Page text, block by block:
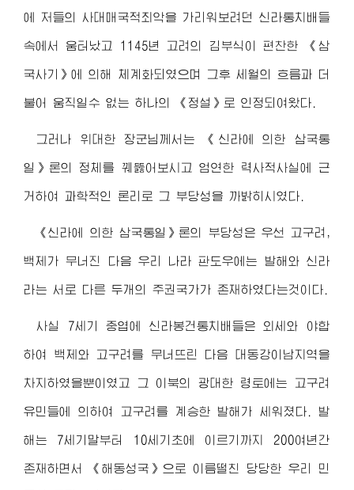
에 저들의 사대매국적죄악을 가리워보려던 신라통치배들
속에서 움터났고 1145년 고려의 김부식이 편찬한 《삼
국사기》에 의해 체계화되였으며 그후 세월의 흐름과 더
불어 움직일수 없는 하나의 《정설》로 인정되여왔다.
그러나 위대한 장군님 께서는 《신라에 의한 삼국통
일》론의 정체를 꿰뚫어보시고 엄연한 력사적사실에 근
거하여 과학적인 론리로 그 부당성을 까밝히시였다.
《신라에 의한 삼국통일》론의 부당성은 우선 고구려,
백제가 무너진 다음 우리 나라 판도우에는 발해와 신라
라는 서로 다른 두개의 주권국가가 존재하였다는것이다.
사실 7세기 중엽에 신라봉건통치배들은 외세와 야합
하여 백제와 고구려를 무너뜨린 다음 대동강이남지역을
차지하였을뿐이였고 그 이북의 광대한 령토에는 고구려
유민들에 의하여 고구려를 계승한 발해가 세워졌다. 발
해는 7세기말부터 10세기초에 이르기까지 200여년간
존재하면서 《해동성국》으로 이름떨친 당당한 우리 민